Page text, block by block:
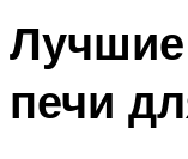
печи